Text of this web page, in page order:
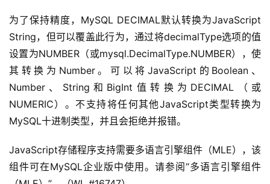
为了保持精度，MySQL DECIMAL默认转换为JavaScript
String，但可以覆盖此行为，通过将decimalType选项的值
设置为NUMBER（或mysql.DecimalType.NUMBER），使
其转换为Number。可以将JavaScript的Boolean、
Number、String和BigInt值转换为DECIMAL（或
NUMERIC）。不支持将任何其他JavaScript类型转换为
MySQL十进制类型，并且会拒绝并报错。
JavaScript存储程序支持需要多语言引擎组件（MLE），该
组件可在MySQL企业版中使用。请参阅“多语言引擎组件